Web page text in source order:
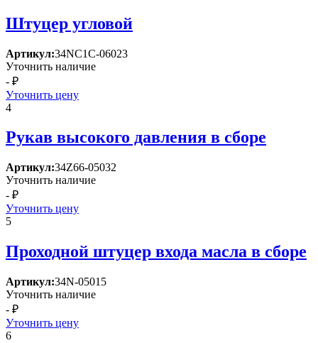
Штуцер угловой
Артикул:34NC1C-06023
Уточнить наличие
- ₽
Уточнить цену
4
Рукав высокого давления в сборе
Артикул:34Z66-05032
Уточнить наличие
- ₽
Уточнить цену
5
Проходной штуцер входа масла в сборе
Артикул:34N-05015
Уточнить наличие
- ₽
Уточнить цену
6